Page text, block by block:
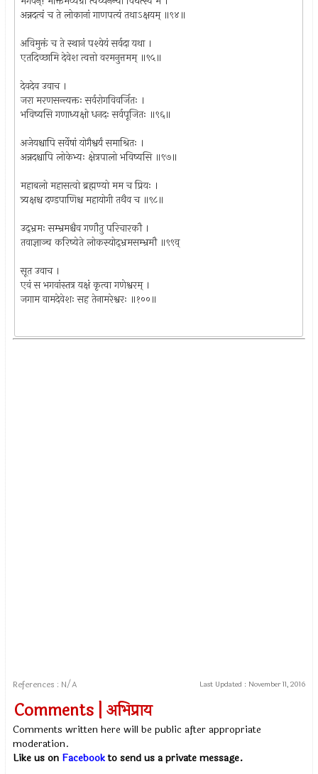
अन्नदत्वं च ते लोकानां गाणपत्यं तथाऽक्षयम् ॥९४॥
अविमुक्तं च ते स्थानं पश्येयं सर्वदा यथा ।
एतदिच्छामि देवेश त्वत्तो वरमनुत्तमम् ॥९५॥
देवदेव उवाच ।
जरा मरणसन्त्यक्तः सर्वरोगविवर्जितः ।
भविष्यसि गणाध्यक्षो धनदः सर्वपूजितः ॥९६॥
अजेयश्चापि सर्वेषां योगैश्वर्यं समाश्रितः ।
अन्नदश्चापि लोकेभ्यः क्षेत्रपालो भविष्यसि ॥९७॥
महाबलो महासत्वो ब्रह्मण्यो मम च प्रियः ।
त्र्यक्षश्च दण्डपाणिश्च महायोगी तथैव च ॥९८॥
उद्भ्रमः सम्भ्रमश्चैव गणौतु परिचारकौ ।
तवाज्ञाञ्च करिष्येते लोकस्योद्भ्रमसम्भ्रमौ ॥९९व्
सूत उवाच ।
एवं स भगवांस्तत्र यक्षं कृत्वा गणेश्वरम् ।
जगाम वामदेवेशः सह तेनामरेश्वरः ॥१००॥
References : N/A Last Updated : November 11, 2016
Comments | अभिप्राय
Comments written here will be public after appropriate
moderation.
Like us on Facebookto send us a private message.